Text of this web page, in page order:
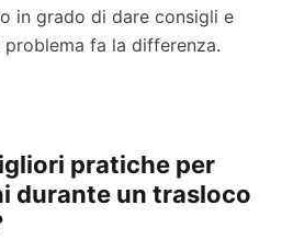
in grado di dare consigli e
fa la differenza.
pratiche per
durante un trasloco